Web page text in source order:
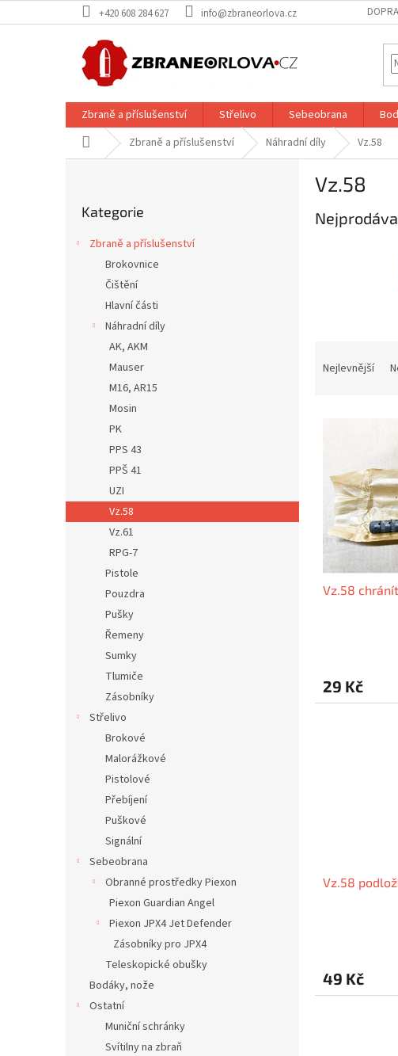
na
+420 608 284 627 info@zbraneorlova.cz
Zbraně a příslušenství Střelivo Sebeobrana
Domů Zbraně a příslušenství Náhradní díly Vz.58
kategorie
Kategorie
Zbraně a příslušenství
Brokovnice
Čištění
Hlavní části
Náhradní díly
AK, AKM
Mauser
M16, AR15
Mosin
PK
PPS 43
PPŠ 41
UZI
Vz.58
Vz.61
RPG-7
Pistole
Pouzdra
Pušky
Řemeny
Sumky
Tlumiče
Zásobníky
Střelivo
Brokové
Malorážkové
Pistolové
Přebíjení
Puškové
Signální
Sebeobrana
Obranné prostředky Piexon
Piexon Guardian Angel
Piexon JPX4 Jet Defender
Zásobníky pro JPX4
Teleskopické obušky
Bodáky, nože
Ostatní
Muniční schránky
Svítilny na zbraň
Vz.58
Nejlevnější
Vz.58
29 Kč
Vz.58
49 Kč